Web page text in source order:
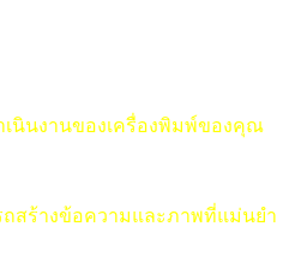
นินงานของเครื่องพิมพ์ของคุณ
สร้างข้อความและภาพที่แม่นยำ